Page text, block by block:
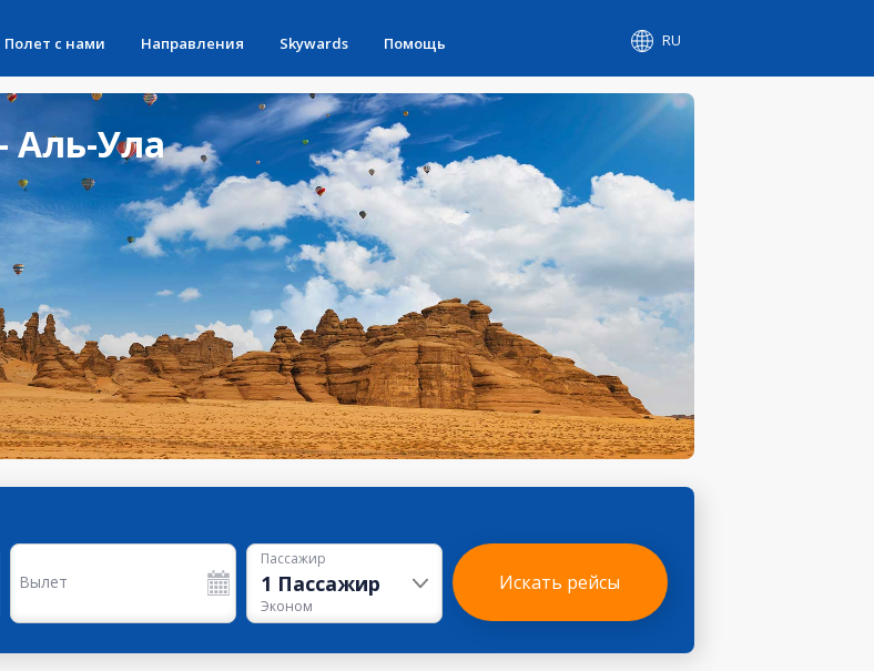
Полет с нами Направления Skywards Помощь RU
Аль-Ула
Вылет
Пассажир
1 Пассажир
Эконом
Искать рейсы